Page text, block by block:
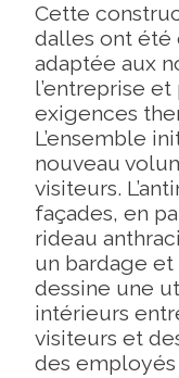
Cette
dalles ont été
adaptée aux
l’entreprise
exigences
L’ensemble
nouveau
visiteurs.
façades, en
rideau
un bardage
dessine une
intérieurs
visiteurs et
des